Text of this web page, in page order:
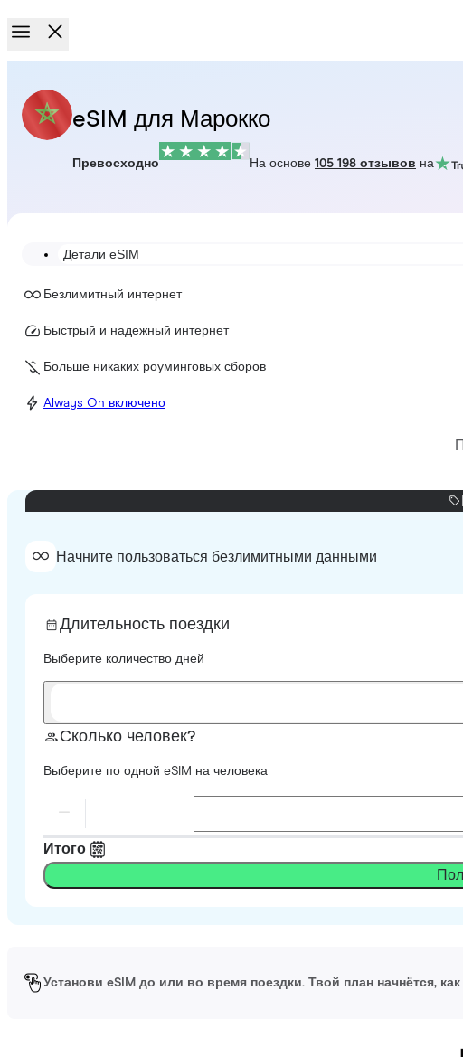
eSIM для Марокко
Превосходно На основе 105 198 отзывов на
Детали eSIM
Безлимитный интернет
Быстрый и надежный интернет
Больше никаких роуминговых сборов
Always On включено
Начните пользоваться безлимитными данными
Длительность поездки
Выберите количество дней
Сколько человек?
Выберите по одной eSIM на человека
Итого
Установи eSIM до или во время поездки. Твой план начнётся,